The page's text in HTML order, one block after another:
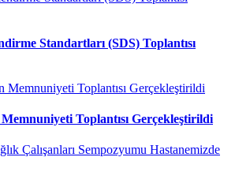
Standartları (SDS) Toplantısı
Memnuniyeti Toplantısı Gerçekleştirildi